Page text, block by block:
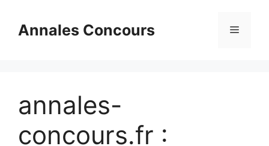
contenuAnnales Concours Menu
annales-
concours.fr :